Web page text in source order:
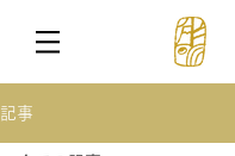
記事